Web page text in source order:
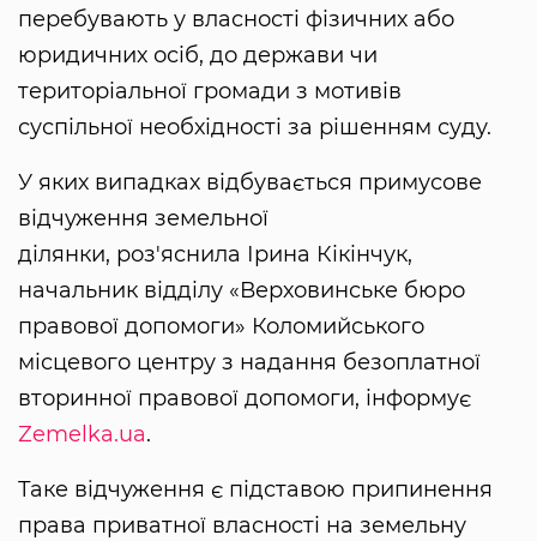
перебувають у власності фізичних або
юридичних осіб, до держави чи
територіальної громади з мотивів
суспільної необхідності за рішенням суду.
У яких випадках відбувається примусове
відчуження земельної
ділянки, роз'яснила Ірина Кікінчук,
начальник відділу «Верховинське бюро
правової допомоги» Коломийського
місцевого центру з надання безоплатної
вторинної правової допомоги, інформує
Zemelka.ua.
Таке відчуження є підставою припинення
права приватної власності на земельну